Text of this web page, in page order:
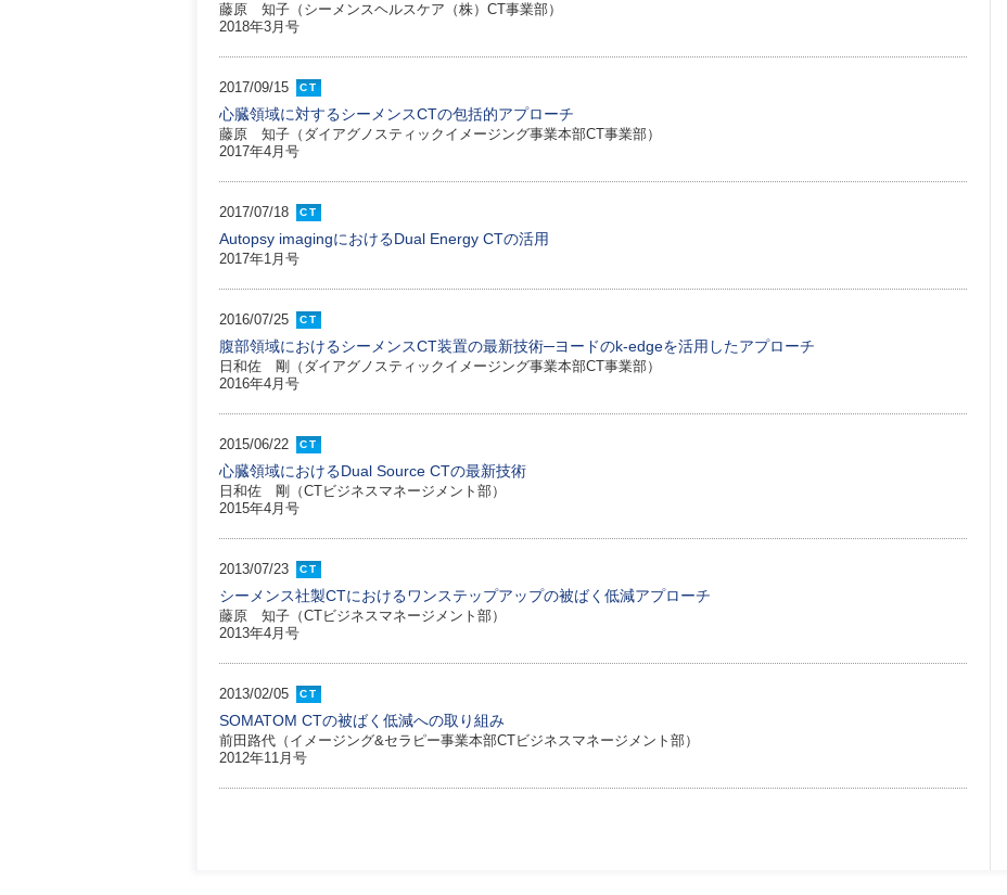
藤原 知子（シーメンスヘルスケア（株）CT事業部）
2018年3月号
2017/09/15 CT
心臓領域に対するシーメンスCTの包括的アプローチ
藤原 知子（ダイアグノスティックイメージング事業本部CT事業部）
2017年4月号
2017/07/18 CT
Autopsy imagingにおけるDual Energy CTの活用
2017年1月号
2016/07/25 CT
腹部領域におけるシーメンスCT装置の最新技術─ヨードのk-edgeを活用したアプローチ
日和佐 剛（ダイアグノスティックイメージング事業本部CT事業部）
2016年4月号
2015/06/22 CT
心臓領域におけるDual Source CTの最新技術
日和佐 剛（CTビジネスマネージメント部）
2015年4月号
2013/07/23 CT
シーメンス社製CTにおけるワンステップアップの被ばく低減アプローチ
藤原 知子（CTビジネスマネージメント部）
2013年4月号
2013/02/05 CT
SOMATOM CTの被ばく低減への取り組み
前田路代（イメージング&セラピー事業本部CTビジネスマネージメント部）
2012年11月号